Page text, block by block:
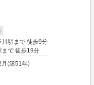
け下さい。（2～3分でお出し
の住宅ローンを探せます。 ま
（16）【一覧表】を作成しご
） ・提携金融機関×低金利
気のガン団信も無料付帯！ お
》が対応致しま
川駅まで 徒歩9分
まで 徒歩19分
(築51年)